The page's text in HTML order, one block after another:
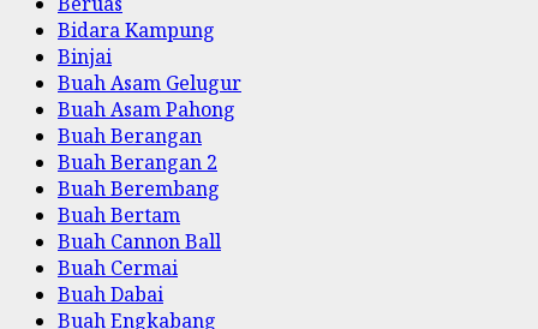
Bidara Kampung
Binjai
Buah Asam Gelugur
Buah Asam Pahong
Buah Berangan
Buah Berangan 2
Buah Berembang
Buah Bertam
Buah Cannon Ball
Buah Cermai
Buah Dabai
Buah Engkabang